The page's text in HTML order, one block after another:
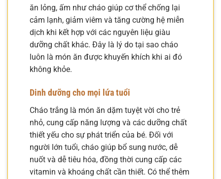
ăn lỏng, ấm như cháo giúp cơ thể chống lại
cảm lạnh, giảm viêm và tăng cường hệ miễn
dịch khi kết hợp với các nguyên liệu giàu
dưỡng chất khác. Đây là lý do tại sao cháo
luôn là món ăn được khuyến khích khi ai đó
không khỏe.
Dinh dưỡng cho mọi lứa tuổi
Cháo trắng là món ăn dặm tuyệt vời cho trẻ
nhỏ, cung cấp năng lượng và các dưỡng chất
thiết yếu cho sự phát triển của bé. Đối với
người lớn tuổi, cháo giúp bổ sung nước, dễ
nuốt và dễ tiêu hóa, đồng thời cung cấp các
vitamin và khoáng chất cần thiết. Có thể thêm